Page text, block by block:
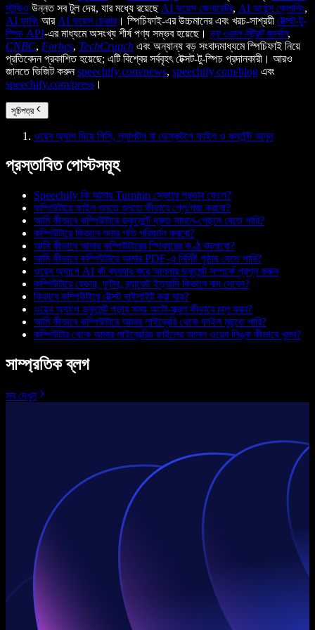
স্টুডিও উন্নত সব টুল দেয়, যার মধ্যে রয়েছে AI ভয়েস জেনারেটর, AI ভয়েস ক্লোনিং,
AI ডাবিং আর AI ভয়েস চেঞ্জার। স্পিচিফাই-এর উচ্চমানের এবং খরচ-সাশ্রয়ী টেক্সট-টু-
স্পিচ API-এর মাধ্যমে অসংখ্য শীর্ষ পণ্য সম্ভব হয়েছে। দ্য ওয়াল স্ট্রিট জার্নাল,
CNBC, Forbes, TechCrunch এবং অন্যান্য বড় সংবাদমাধ্যমে স্পিচিফাই নিয়ে
প্রতিবেদন প্রকাশিত হয়েছে; এটি বিশ্বের সর্ববৃহৎ টেক্সট-টু-স্পিচ প্রদানকারী। আরও
জানতে ভিজিট করুনspeechify.com/news, speechify.com/blog এবং
speechify.com/press ।
সূচিপত্র
ওয়েব অ্যাপ দিয়ে পিসি, ল্যাপটপ বা ডেস্কটপে ফাইল ও কনটেন্ট আনুন
প্রস্তাবিত পোস্টসমূহ
Speechify কি আমার Turnitin স্কোরে প্রভাব ফেলে?
কম্পিউটারে ফাইল শুনতে শুনতে কীভাবে প্লে/পজ করবো?
আমি কীভাবে কম্পিউটারে ডকুমেন্টে দ্রুত সামনে-পেছনে যেতে পারি?
কম্পিউটারে কিভাবে শুনার গতি পরিবর্তন করবো?
আমি কীভাবে আমার কম্পিউটারের স্পিকারের কণ্ঠ বদলাবো?
আমি কীভাবে কম্পিউটারে আমার PDF-এ নির্দিষ্ট পৃষ্ঠায় যেতে পারি?
ওয়েব অ্যাপে AI বট ব্যবহার করে আপনার ডকুমেন্ট সম্পর্কে প্রশ্ন করুন
কম্পিউটারে হেডার, ফুটার, ব্র্যাকেট ইত্যাদি কিভাবে বাদ দেবেন?
কিভাবে কম্পিউটারে টেক্সট হাইলাইট করা যায়?
ওয়েব অ্যাপে ডকুমেন্ট পড়ার সময় অটো-স্ক্রল কীভাবে চালু করব?
আমি কীভাবে কম্পিউটারে আমার লাইব্রেরি থেকে ফাইল মুছতে পারি?
কম্পিউটার থেকে আমার লাইব্রেরির ফাইলের আসল ওয়েব লিঙ্ক কীভাবে খুলব?
সাম্প্রতিক ব্লগ
সব দেখুন